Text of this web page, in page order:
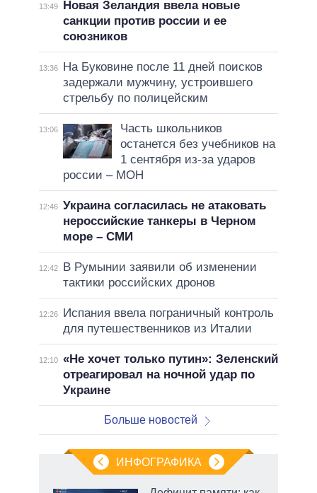
13:49
Новая Зеландия ввела новые
санкции против россии и ее
союзников
13:36
На Буковине после 11 дней поисков
задержали мужчину, устроившего
стрельбу по полицейским
13:06
Часть школьников
останется без учебников на
1 сентября из-за ударов
россии – МОН
12:46 Украина согласилась не атаковать
нероссийские танкеры в Черном
море – СМИ
12:42
В Румынии заявили об изменении
тактики российских дронов
12:26
Испания ввела пограничный контроль
для путешественников из Италии
12:10 «Не хочет только путин»: Зеленский
отреагировал на ночной удар по
Украине
Больше новостей
ИНФОГРАФИКА